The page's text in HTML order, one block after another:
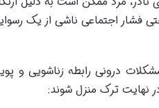
فشار اجتماعی ناشی از یک
درونی رابطه زناشویی و
نهایت ترک منزل شوند: